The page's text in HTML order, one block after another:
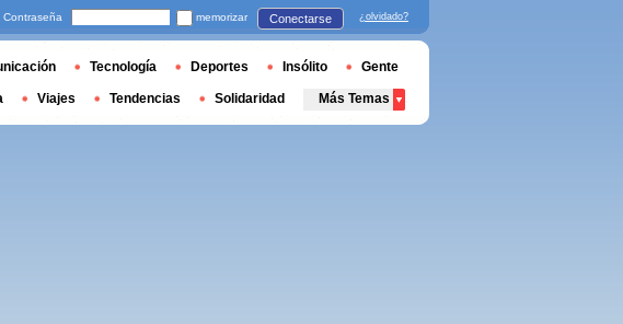
Contraseña memorizar Conectarse ¿olvidado?
Tecnología Deportes Insólito Gente
Viajes Tendencias Solidaridad Más Temas